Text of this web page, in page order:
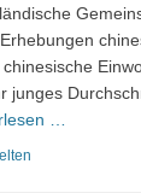
junges
…